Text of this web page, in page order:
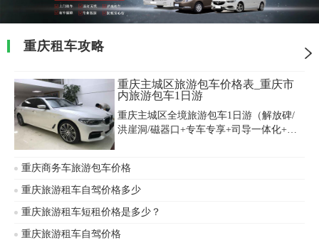
重庆租车攻略
重庆主城区旅游包车价格表_重庆市
内旅游包车1日游
重庆主城区全境旅游包车1日游（解放碑/
洪崖洞/磁器口+专车专享+司导一体化+土
区，重庆主城区旅游包车价格便宜，以下
是重庆市内旅游包车1日游价格表一览，我
费标准。
重庆商务车旅游包车价格
重庆旅游租车自驾价格多少
重庆旅游租车短租价格是多少？
重庆旅游租车自驾价格